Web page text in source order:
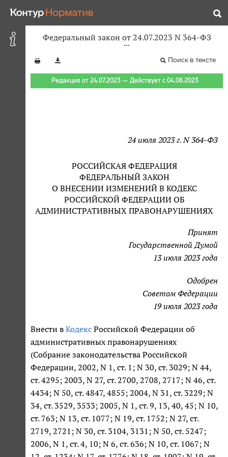
Федеральный закон от 24.07.2023 N 364-ФЗ
Поиск в тексте
Редакция от 24.07.2023 — Действует с 04.08.2023
24 июля 2023 г. N 364-ФЗ
РОССИЙСКАЯ ФЕДЕРАЦИЯ
ФЕДЕРАЛЬНЫЙ ЗАКОН
О ВНЕСЕНИИ ИЗМЕНЕНИЙ В КОДЕКС
РОССИЙСКОЙ ФЕДЕРАЦИИ ОБ
АДМИНИСТРАТИВНЫХ ПРАВОНАРУШЕНИЯХ
Принят
Государственной Думой
13 июля 2023 года
Одобрен
Советом Федерации
19 июля 2023 года
Внести в Кодекс Российской Федерации об
административных правонарушениях
(Собрание законодательства Российской
Федерации, 2002, N 1, ст. 1; N 30, ст. 3029; N 44,
ст. 4295; 2003, N 27, ст. 2700, 2708, 2717; N 46, ст.
4434; N 50, ст. 4847, 4855; 2004, N 31, ст. 3229; N
34, ст. 3529, 3533; 2005, N 1, ст. 9, 13, 40, 45; N 10,
ст. 763; N 13, ст. 1077; N 19, ст. 1752; N 27, ст.
2719, 2721; N 30, ст. 3104, 3131; N 50, ст. 5247;
2006, N 1, ст. 4, 10; N 6, ст. 636; N 10, ст. 1067; N